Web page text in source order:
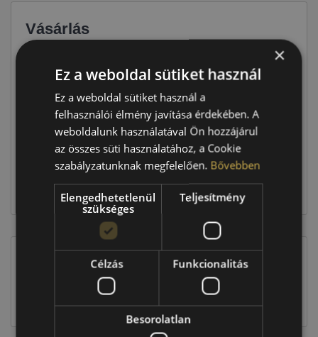
Vásárlás
38 390 Ft
Raktáron:
115 170 Ft
Kosárba
EU-s abroncscímke
×
Ez a weboldal sütiket használ
Ez a weboldal sütiket használ a
felhasználói élmény javítása érdekében. A
weboldalunk használatával Ön hozzájárul
az összes süti használatához, a Cookie
szabályzatunknak megfelelően. Bővebben
Elengedhetetlenül
szükséges
Teljesítmény
Célzás Funkcionalitás
Besorolatlan